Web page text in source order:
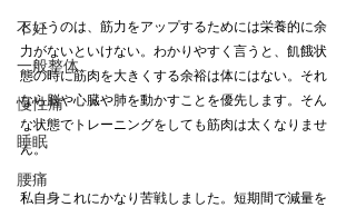
不妊
一般整体
慢性痛
睡眠
腰痛
というのは、筋力をアップするためには栄養的に余
力がないといけない。わかりやすく言うと、飢餓状
態の時に筋肉を大きくする余裕は体にはない。それ
なら脳や心臓や肺を動かすことを優先します。そん
な状態でトレーニングをしても筋肉は太くなりませ
ん。
私自身これにかなり苦戦しました。短期間で減量を